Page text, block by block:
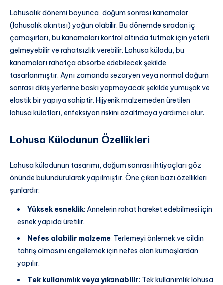
Lohusalık dönemi boyunca, doğum sonrası kanamalar
(lohusalık akıntısı) yoğun olabilir. Bu dönemde sıradan iç
çamaşırları, bu kanamaları kontrol altında tutmak için yeterli
gelmeyebilir ve rahatsızlık verebilir. Lohusa külodu, bu
kanamaları rahatça absorbe edebilecek şekilde
tasarlanmıştır. Aynı zamanda sezaryen veya normal doğum
sonrası dikiş yerlerine baskı yapmayacak şekilde yumuşak ve
elastik bir yapıya sahiptir. Hijyenik malzemeden üretilen
lohusa külotları, enfeksiyon riskini azaltmaya yardımcı olur.
Lohusa Külodunun Özellikleri
Lohusa külodunun tasarımı, doğum sonrası ihtiyaçları göz
önünde bulundurularak yapılmıştır. Öne çıkan bazı özellikleri
şunlardır:
Yüksek esneklik: Annelerin rahat hareket edebilmesi için
esnek yapıda üretilir.
Nefes alabilir malzeme: Terlemeyi önlemek ve cildin
tahriş olmasını engellemek için nefes alan kumaşlardan
yapılır.
Tek kullanımlık veya yıkanabilir: Tek kullanımlık lohusa